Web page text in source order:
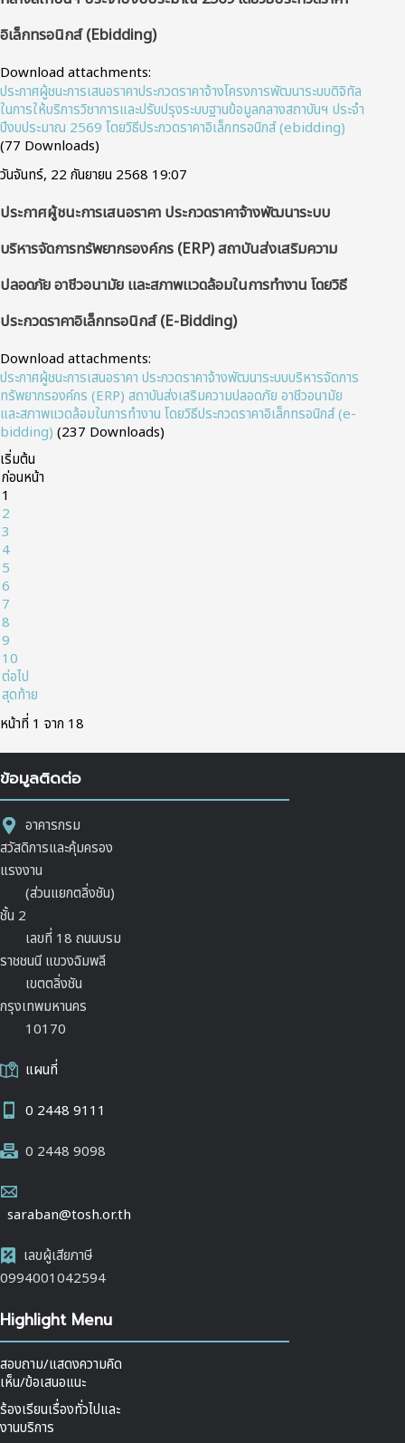
อิเล็กทรอนิกส์ (ebidding)
Download attachments:
ประกาศผู้ชนะการเสนอราคาประกวดราคาจ้างโครงการพัฒนาระบบดิจิทัล
ในการให้บริการวิชาการและปรับปรุงระบบฐานข้อมูลกลางสถาบันฯ ประจํา
ปีงบประมาณ 2569 โดยวิธีประกวดราคาอิเล็กทรอนิกส์ (ebidding)
(77 Downloads)
วันจันทร์, 22 กันยายน 2568 19:07
ประกาศผู้ชนะการเสนอราคา ประกวดราคาจ้างพัฒนาระบบ
บริหารจัดการทรัพยากรองค์กร (ERP) สถาบันส่งเสริมความ
ปลอดภัย อาชีวอนามัย และสภาพแวดล้อมในการทำงาน โดยวิธี
ประกวดราคาอิเล็กทรอนิกส์ (e-Bidding)
Download attachments:
ประกาศผู้ชนะการเสนอราคา ประกวดราคาจ้างพัฒนาระบบบริหารจัดการ
ทรัพยากรองค์กร (ERP) สถาบันส่งเสริมความปลอดภัย อาชีวอนามัย
และสภาพแวดล้อมในการทำงาน โดยวิธีประกวดราคาอิเล็กทรอนิกส์ (e-
bidding) (237 Downloads)
เริ่มต้น
ก่อนหน้า
1
2
3
4
5
6
7
8
9
10
ต่อไป
สุดท้าย
หน้าที่ 1 จาก 18
ข้อมูลติดต่อ
อาคารกรม
สวัสดิการและคุ้มครอง
แรงงาน
(ส่วนแยกตลิ่งชัน)
ชั้น 2
เลขที่ 18 ถนนบรม
ราชชนนี แขวงฉิมพลี
เขตตลิ่งชัน
กรุงเทพมหานคร
10170
แผนที่
0 2448 9111
0 2448 9098
saraban@tosh.or.th
เลขผู้เสียภาษี
0994001042594
Highlight Menu
สอบถาม/แสดงความคิด
เห็น/ข้อเสนอแนะ
ร้องเรียนเรื่องทั่วไปและ
งานบริการ